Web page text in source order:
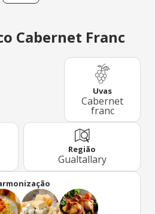
Cabernet Franc
Uvas
Cabernet
franc
Região
Gualtallary